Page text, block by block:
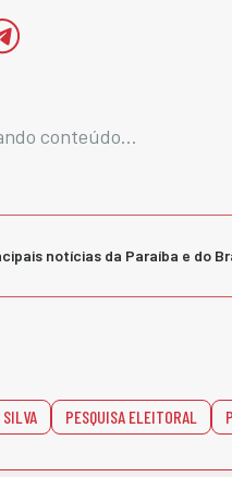
conteúdo...
notícias da Paraíba e do
PESQUISA ELEITORAL